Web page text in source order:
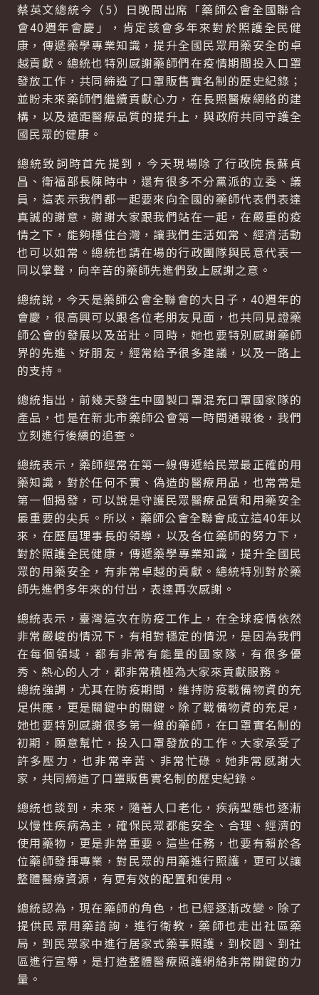
蔡英文總統今（5）日晚間出席「藥師公會全國聯合
會40週年會慶」，肯定該會多年來對於照護全民健
康，傳遞藥學專業知識，提升全國民眾用藥安全的卓
越貢獻。總統也特別感謝藥師們在疫情期間投入口罩
發放工作，共同締造了口罩販售實名制的歷史紀錄；
並盼未來藥師們繼續貢獻心力，在長照醫療網絡的建
構，以及遠距醫療品質的提升上，與政府共同守護全
國民眾的健康。
總統致詞時首先提到，今天現場除了行政院長蘇貞
昌、衛福部長陳時中，還有很多不分黨派的立委、議
員，這表示我們都一起要來向全國的藥師代表們表達
真誠的謝意，謝謝大家跟我們站在一起，在嚴重的疫
情之下，能夠穩住台灣，讓我們生活如常、經濟活動
也可以如常。總統也請在場的行政團隊與民意代表一
同以掌聲，向辛苦的藥師先進們致上感謝之意。
總統說，今天是藥師公會全聯會的大日子，40週年的
會慶，很高興可以跟各位老朋友見面，也共同見證藥
師公會的發展以及茁壯。同時，她也要特別感謝藥師
界的先進、好朋友，經常給予很多建議，以及一路上
的支持。
總統指出，前幾天發生中國製口罩混充口罩國家隊的
產品，也是在新北市藥師公會第一時間通報後，我們
立刻進行後續的追查。
總統表示，藥師經常在第一線傳遞給民眾最正確的用
藥知識，對於任何不實、偽造的醫療用品，也常常是
第一個揭發，可以說是守護民眾醫療品質和用藥安全
最重要的尖兵。所以，藥師公會全聯會成立這40年以
來，在歷屆理事長的領導，以及各位藥師的努力下，
對於照護全民健康，傳遞藥學專業知識，提升全國民
眾的用藥安全，有非常卓越的貢獻。總統特別對於藥
師先進們多年來的付出，表達再次感謝。
總統表示，臺灣這次在防疫工作上，在全球疫情依然
非常嚴峻的情況下，有相對穩定的情況，是因為我們
在每個領域，都有非常有能量的國家隊，有很多優
秀、熱心的人才，都非常積極為大家來貢獻服務。
總統強調，尤其在防疫期間，維持防疫戰備物資的充
足供應，更是關鍵中的關鍵。除了戰備物資的充足，
她也要特別感謝很多第一線的藥師，在口罩實名制的
初期，願意幫忙，投入口罩發放的工作。大家承受了
許多壓力，也非常辛苦、非常忙碌。她非常感謝大
家，共同締造了口罩販售實名制的歷史紀錄。
總統也談到，未來，隨著人口老化，疾病型態也逐漸
以慢性疾病為主，確保民眾都能安全、合理、經濟的
使用藥物，更是非常重要。這些任務，也要有賴於各
位藥師發揮專業，對民眾的用藥進行照護，更可以讓
整體醫療資源，有更有效的配置和使用。
總統認為，現在藥師的角色，也已經逐漸改變。除了
提供民眾用藥諮詢，進行衛教，藥師也走出社區藥
局，到民眾家中進行居家式藥事照護，到校園、到社
區進行宣導，是打造整體醫療照護網絡非常關鍵的力
量。